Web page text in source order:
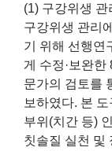
(1) 구강위생 관
구강위생 관리
기 위해 선행연
게 수정·보완
문가의 검토를
보하였다. 본
부위(치간 등)
칫솔질 실천 및